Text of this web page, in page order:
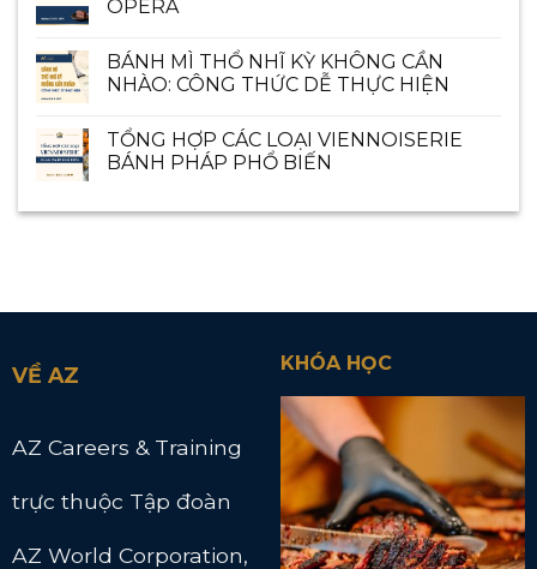
OPERA
BÁNH MÌ THỔ NHĨ KỲ KHÔNG CẦN
NHÀO: CÔNG THỨC DỄ THỰC HIỆN
TỔNG HỢP CÁC LOẠI VIENNOISERIE
BÁNH PHÁP PHỔ BIẾN
VỀ AZ
AZ Careers & Training
trực thuộc Tập đoàn
AZ World Corporation,
KHÓA HỌC